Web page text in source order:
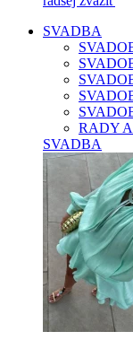
SVADBA
RADY
SVADBA